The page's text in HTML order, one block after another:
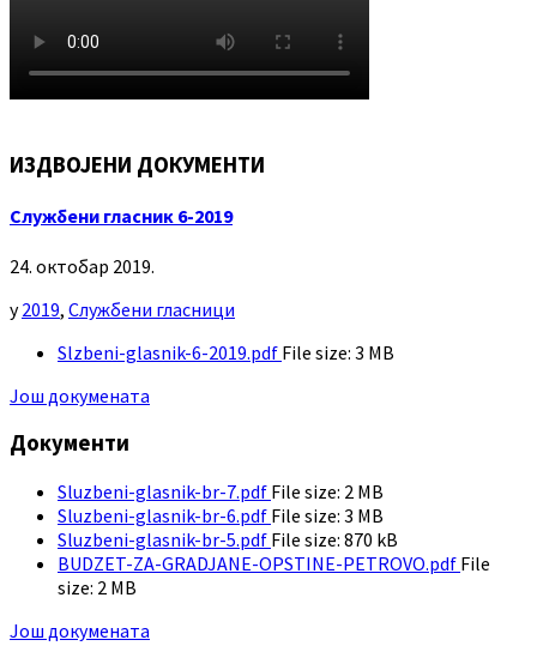
ИЗДВОЈЕНИ ДОКУМЕНТИ
Службени гласник 6-2019
24. октобар 2019.
у2019, Службени гласници
Slzbeni-glasnik-6-2019.pdf File size: 3 MB
Још докумената
Документи
Sluzbeni-glasnik-br-7.pdf File size: 2 MB
Sluzbeni-glasnik-br-6.pdf File size: 3 MB
Sluzbeni-glasnik-br-5.pdf File size: 870 kB
BUDZET-ZA-GRADJANE-OPSTINE-PETROVO.pdf File
size: 2 MB
Још докумената